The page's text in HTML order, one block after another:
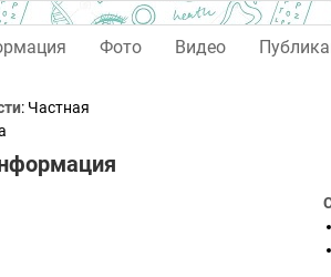
Фото Видео
: Частная